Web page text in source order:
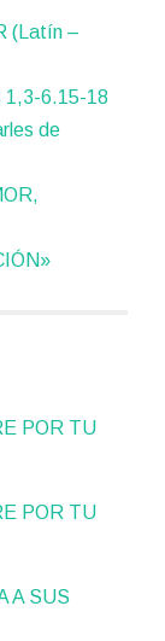
(Latín –
1,3-6.15-18
de
POR TU
POR TU
A SUS